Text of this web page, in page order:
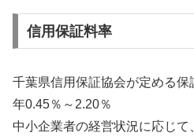
信用保証料率
千葉県信用保証協会が定める保
年0.45％～2.20％
中小企業者の経営状況に応じ